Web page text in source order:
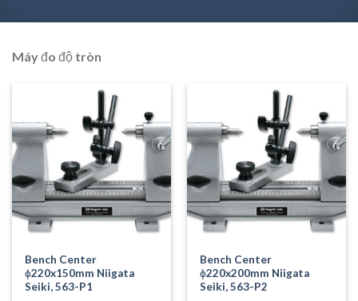
Máy đo độ tròn
Bench Center
ɸ220x150mm Niigata
Seiki, 563-P1
Bench Center
ɸ220x200mm Niigata
Seiki, 563-P2